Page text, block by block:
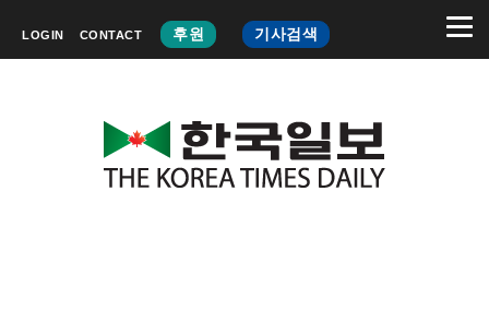
LOGIN CONTACT 후원 기사검색